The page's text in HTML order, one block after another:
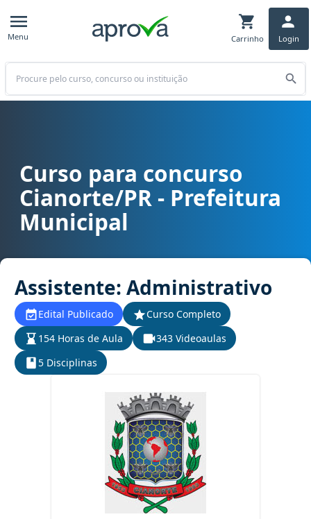
Menu Carrinho Login
Buscar
Curso para concurso Cianorte/PR - Prefeitura Municipal cargo
Curso para concurso
Cianorte/PR - Prefeitura
Municipal
Assistente: Administrativo
Edital Publicado
Curso Completo
154 Horas de Aula
343 Videoaulas
5 Disciplinas